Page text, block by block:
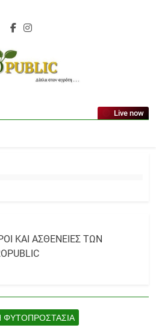
AgroPublic |
Νέα,
Live now
ΚΑΙ ΑΣΘΕΝΕΙΕΣ ΤΩΝ
ΦΥΤΟΠΡΟΣΤΑΣΊΑ